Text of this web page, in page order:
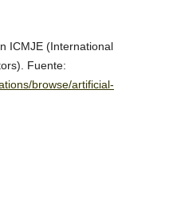
ICMJE (International
Fuente:
browse/artificial-